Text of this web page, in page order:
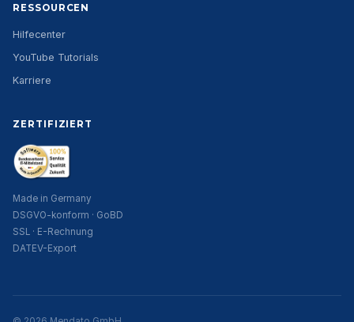
RESSOURCEN
Hilfecenter
YouTube Tutorials
Karriere
ZERTIFIZIERT
Made in Germany
DSGVO-konform · GoBD
SSL · E-Rechnung
DATEV-Export